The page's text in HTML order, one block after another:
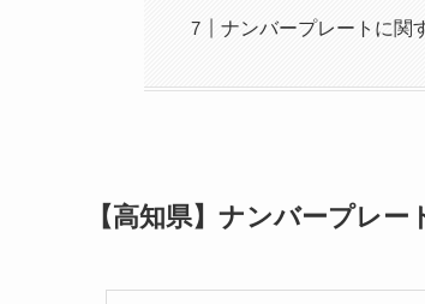
ナンバープレートに関
【高知県】ナンバープレー